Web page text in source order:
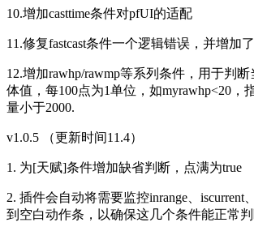
10.增加casttime条件对pfUI的适配
11.修复fastcast条件一个逻辑错误，并增加
12.增加rawhp/rawmp等系列条件，用于判
体值，每100点为1单位，如myrawhp<20，
量小于2000.
v1.0.5 （更新时间11.4）
1. 为[天赋]条件增加缺省判断，点满为true
2. 插件会自动将需要监控inrange、iscurrent
到空白动作条，以确保这几个条件能正常